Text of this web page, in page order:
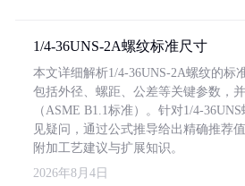
1/4-36UNS-2A螺纹标准尺寸
本文详细解析1/4-36UNS-2A螺纹的标
包括外径、螺距、公差等关键参数，
（ASME B1.1标准）。针对1/4-
见疑问，通过公式推导给出精确推荐
附加工艺建议与扩展知识。
2026年8月4日